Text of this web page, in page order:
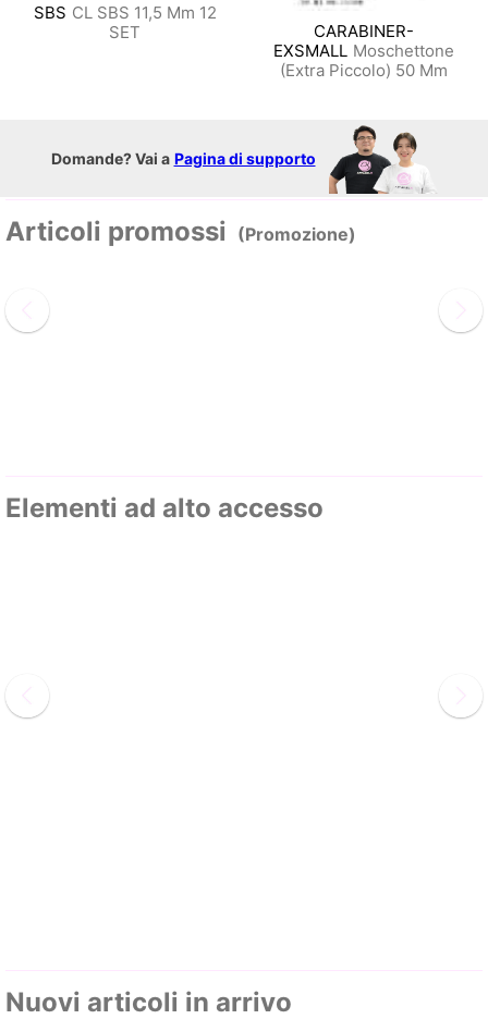
SBS CL SBS 11,5 Mm 12
SET
CARABINER-
EXSMALL Moschettone
(Extra Piccolo) 50 Mm
Domande? Vai a Pagina di supporto
Articoli promossi (Promozione)
Elementi ad alto accesso
Nuovi articoli in arrivo